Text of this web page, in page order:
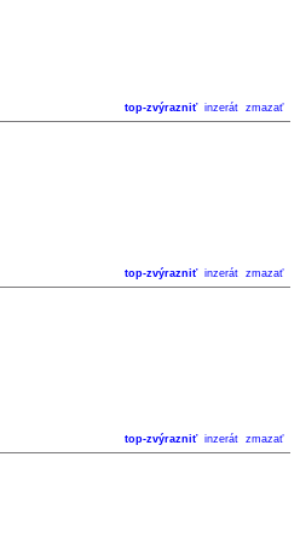
top-zvýrazniť inzerát zmazať
top-zvýrazniť inzerát zmazať
top-zvýrazniť inzerát zmazať